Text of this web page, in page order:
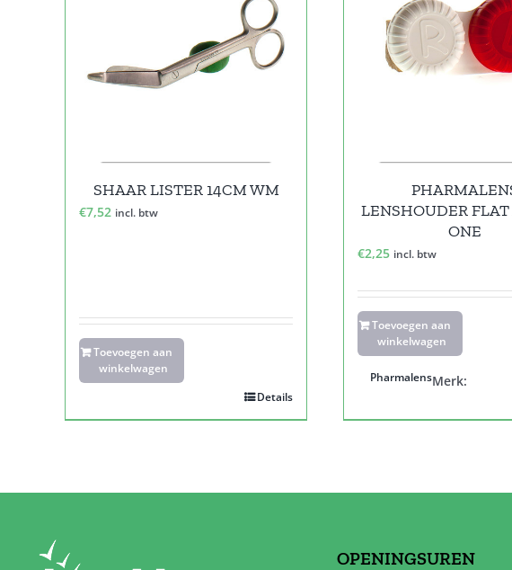
SHAAR LISTER 14CM WM
€7,52 incl. btw
Toevoegen aan
winkelwagen
Details
LENSHOUDER
ONE
€2,25 incl. btw
Toevoegen aan
winkelwagen
Merk:
Pharmalens
OPENINGSUREN